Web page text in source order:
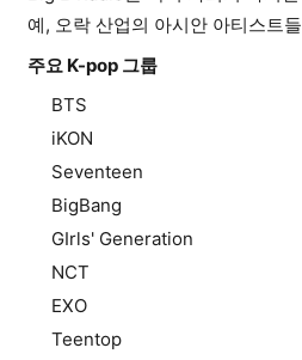
예, 오락 산업의 아시안 아티스트
주요 K-pop 그룹
BTS
iKON
Seventeen
BigBang
GIrls' Generation
NCT
EXO
Teentop